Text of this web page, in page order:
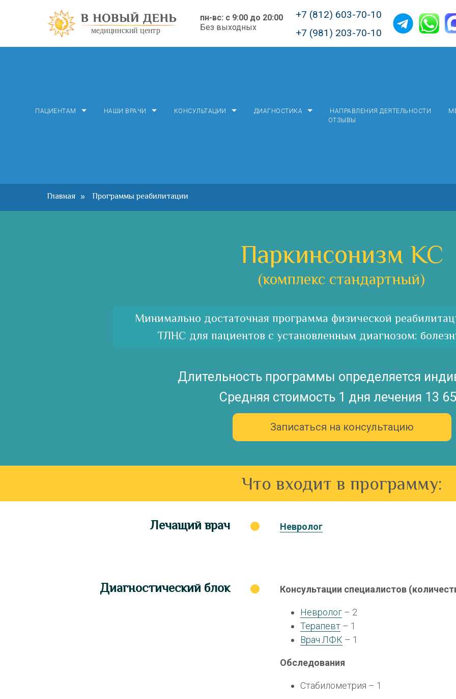
+7 (812) 603-70-10
+7 (981) 203-70-10
пн-вс: с 9:00 до 20:00
Без выходных
ПАЦИЕНТАМ НАШИ ВРАЧИ КОНСУЛЬТАЦИИ ДИАГНОСТИКА НАПРАВЛЕНИЯ ДЕЯТЕЛЬНОСТИ
ОТЗЫВЫ
Главная » Программы реабилитации
Паркинсонизм КС
(комплекс стандартный)
Минимально достаточная программа физической
ТЛНС для пациентов с установленным диагнозом:
Записаться на консультацию
Длительность программы определяется
Средняя стоимость 1 дня лечения 13
Что входит в программу:
Лечащий врач Невролог
Диагностический блок Консультации специалистов
Невролог – 2
Терапевт – 1
Врач ЛФК – 1
Обследования
Стабилометрия – 1